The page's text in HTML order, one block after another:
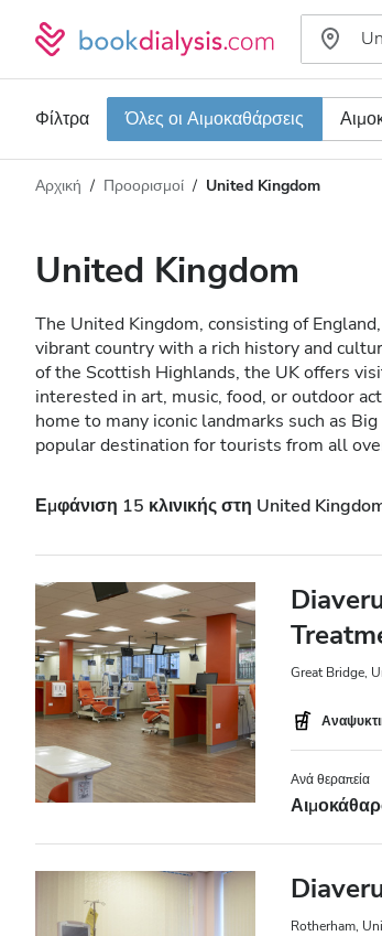
Φίλτρα Όλες οι Αιμοκαθάρσεις
Τύπος αιμοκάθαρσης
Όλες οι Αιμοκαθάρσεις
Αιμοκάθαρση HDF
Δέχεται
Ασθενείς με Ηπατίτιδα B
Ασθενείς με Ηπατίτιδα C
EHIC
GHIC
Παροχές
Αναψυκτικά
Τηλεοπτικές Οθόνες
Δωρεάν Μεταφορά
Απόσταση
Βαθμολογία
Τιμή
Αρχική Προορισμοί United Kingdom
United Kingdom
The United Kingdom, consisting of
vibrant country with a rich history and
of the Scottish Highlands, the UK offers
interested in art, music, food, or outdoor
home to many iconic landmarks such as
popular destination for tourists from all
Εμφάνιση 15 κλινικής στη United
Great Bridge,
Ανά θεραπεία
Rotherham,